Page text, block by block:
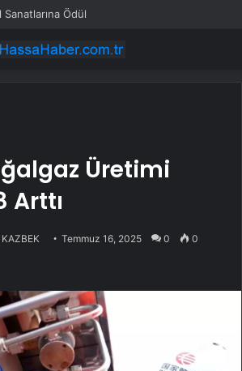
Sanatlarına Ödül
Üretimi
Arttı
Temmuz 16, 2025 0 0